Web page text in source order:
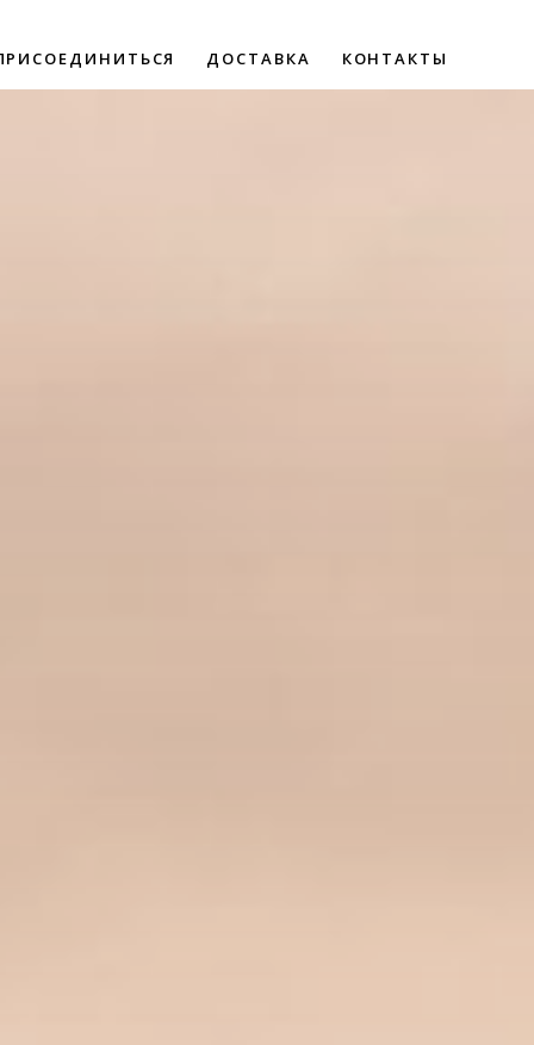
ДОСТАВКА КОНТАКТЫ